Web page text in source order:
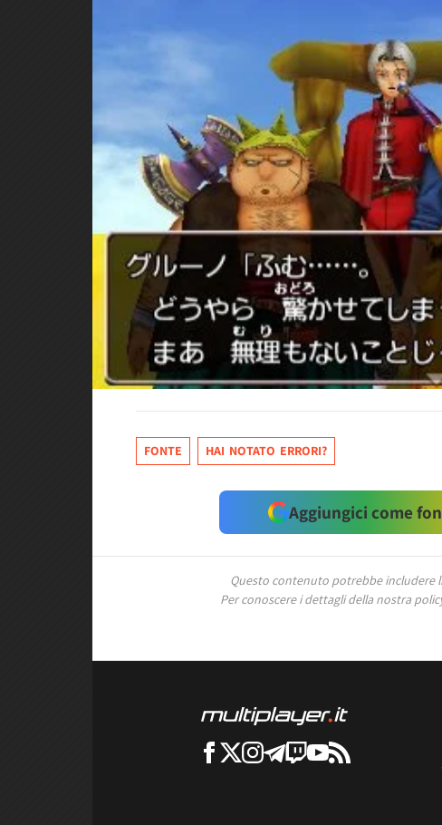
FONTE HAI NOTATO ERRORI?
Aggiungici come
Questo contenuto potrebbe includere
Per conoscere i dettagli della nostra